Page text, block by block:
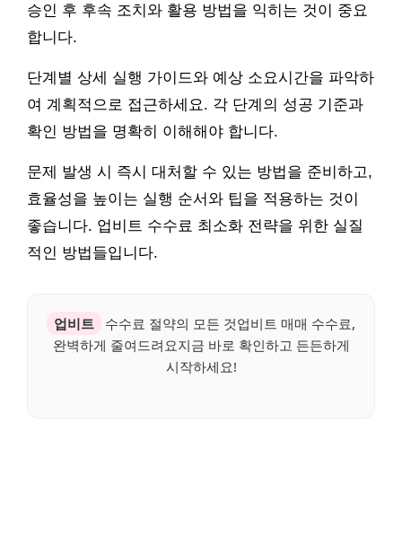
승인 후 후속 조치와 활용 방법을 익히는 것이 중요
합니다.
단계별 상세 실행 가이드와 예상 소요시간을 파악하
여 계획적으로 접근하세요. 각 단계의 성공 기준과
확인 방법을 명확히 이해해야 합니다.
문제 발생 시 즉시 대처할 수 있는 방법을 준비하고,
효율성을 높이는 실행 순서와 팁을 적용하는 것이
좋습니다. 업비트 수수료 최소화 전략을 위한 실질
적인 방법들입니다.
업비트
수수료 절약의 모든 것업비트 매매 수수료,
완벽하게 줄여드려요지금 바로 확인하고 든든하게
시작하세요!